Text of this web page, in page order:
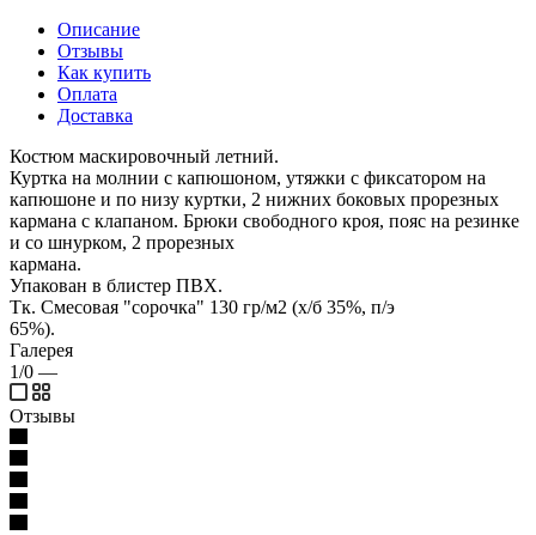
Описание
Отзывы
Как купить
Оплата
Доставка
Костюм маскировочный летний.
Куртка на молнии с капюшоном, утяжки с фиксатором на
капюшоне и по низу куртки, 2 нижних боковых прорезных
кармана с клапаном. Брюки свободного кроя, пояс на резинке
и со шнурком, 2 прорезных
кармана.
Упакован в блистер ПВХ.
Тк. Смесовая "сорочка" 130 гр/м2 (х/б 35%, п/э
65%).
Галерея
1/0 —
Отзывы